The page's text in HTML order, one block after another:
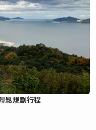
鬆規劃行程